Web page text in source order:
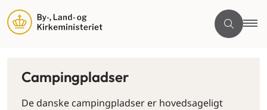
Campingpladser
De danske campingpladser er hovedsageligt